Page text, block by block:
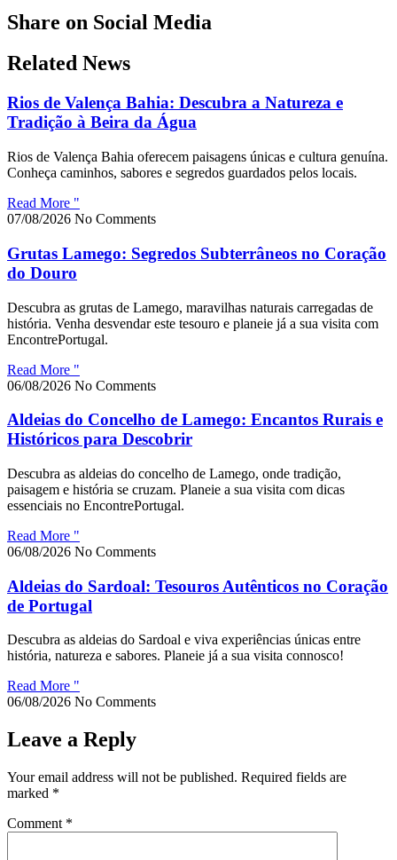
Share on Social Media
Related News
Rios de Valença Bahia: Descubra a Natureza e
Tradição à Beira da Água
Rios de Valença Bahia oferecem paisagens únicas e cultura genuína.
Conheça caminhos, sabores e segredos guardados pelos locais.
Read More "
07/08/2026 No Comments
Grutas Lamego: Segredos Subterrâneos no Coração
do Douro
Descubra as grutas de Lamego, maravilhas naturais carregadas de
história. Venha desvendar este tesouro e planeie já a sua visita com
EncontrePortugal.
Read More "
06/08/2026 No Comments
Aldeias do Concelho de Lamego: Encantos Rurais e
Históricos para Descobrir
Descubra as aldeias do concelho de Lamego, onde tradição,
paisagem e história se cruzam. Planeie a sua visita com dicas
essenciais no EncontrePortugal.
Read More "
06/08/2026 No Comments
Aldeias do Sardoal: Tesouros Autênticos no Coração
de Portugal
Descubra as aldeias do Sardoal e viva experiências únicas entre
história, natureza e sabores. Planeie já a sua visita connosco!
Read More "
06/08/2026 No Comments
Leave a Reply
Your email address will not be published. Required fields are
marked *
Comment *